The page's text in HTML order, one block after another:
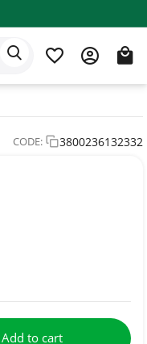
CODE: 3800236132332
Add to cart